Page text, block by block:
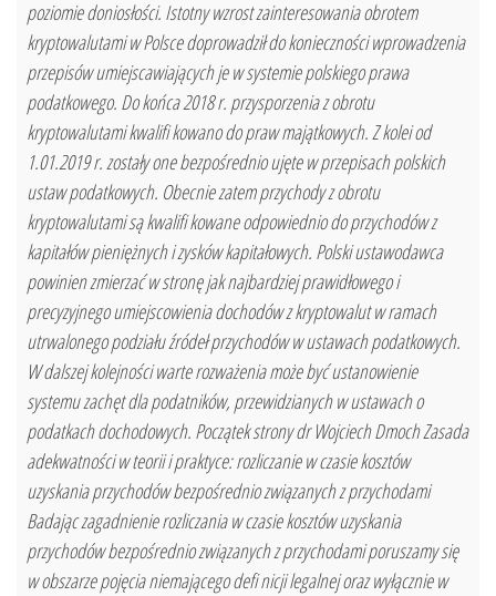
poziomie doniosłości. Istotny wzrost zainteresowania obrotem
kryptowalutami w Polsce doprowadził do konieczności wprowadzenia
przepisów umiejscawiających je w systemie polskiego prawa
podatkowego. Do końca 2018 r. przysporzenia z obrotu
kryptowalutami kwalifi kowano do praw majątkowych. Z kolei od
1.01.2019 r. zostały one bezpośrednio ujęte w przepisach polskich
ustaw podatkowych. Obecnie zatem przychody z obrotu
kryptowalutami są kwalifi kowane odpowiednio do przychodów z
kapitałów pieniężnych i zysków kapitałowych. Polski ustawodawca
powinien zmierzać w stronę jak najbardziej prawidłowego i
precyzyjnego umiejscowienia dochodów z kryptowalut w ramach
utrwalonego podziału źródeł przychodów w ustawach podatkowych.
W dalszej kolejności warte rozważenia może być ustanowienie
systemu zachęt dla podatników, przewidzianych w ustawach o
podatkach dochodowych. Początek strony dr Wojciech Dmoch Zasada
adekwatności w teorii i praktyce: rozliczanie w czasie kosztów
uzyskania przychodów bezpośrednio związanych z przychodami
Badając zagadnienie rozliczania w czasie kosztów uzyskania
przychodów bezpośrednio związanych z przychodami poruszamy się
w obszarze pojęcia niemającego defi nicji legalnej oraz wyłącznie w